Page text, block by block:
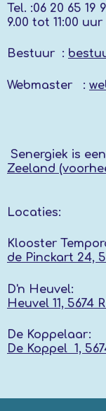
Tel. :06 20 65
9.00 tot 11:00 uur
Bestuur :
Webmaster :
Senergiek is
Zeeland
Locaties:
Klooster
de Pinckart 24,
D'n Heuvel:
Heuvel 11, 5674
De Koppelaar:
De Koppel 1,